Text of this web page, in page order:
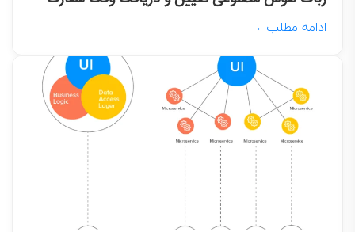
ادامه مطلب →